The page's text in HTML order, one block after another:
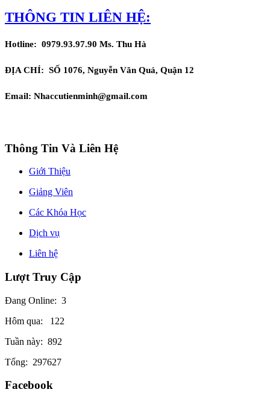
THÔNG TIN LIÊN HỆ:
Hotline: 0979.93.97.90 Ms. Thu Hà
ĐỊA CHỈ: SỐ 1076, Nguyễn Văn Quá, Quận 12
Email: Nhaccutienminh@gmail.com
Thông Tin Và Liên Hệ
Giới Thiệu
Giảng Viên
Các Khóa Học
Dịch vụ
Liên hệ
Lượt Truy Cập
Đang Online: 3
Hôm qua: 122
Tuần này: 892
Tổng: 297627
Facebook